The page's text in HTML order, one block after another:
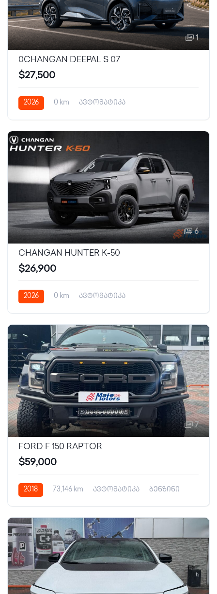
1
0CHANGAN DEEPAL S 07
$27,500
2026 0 km
ავტომატიკა
6
CHANGAN HUNTER K-50
$26,900
2026 0 km
ავტომატიკა
7
FORD F 150 RAPTOR
$59,000
2018 73,146 km ავტომატიკა ბენზინი